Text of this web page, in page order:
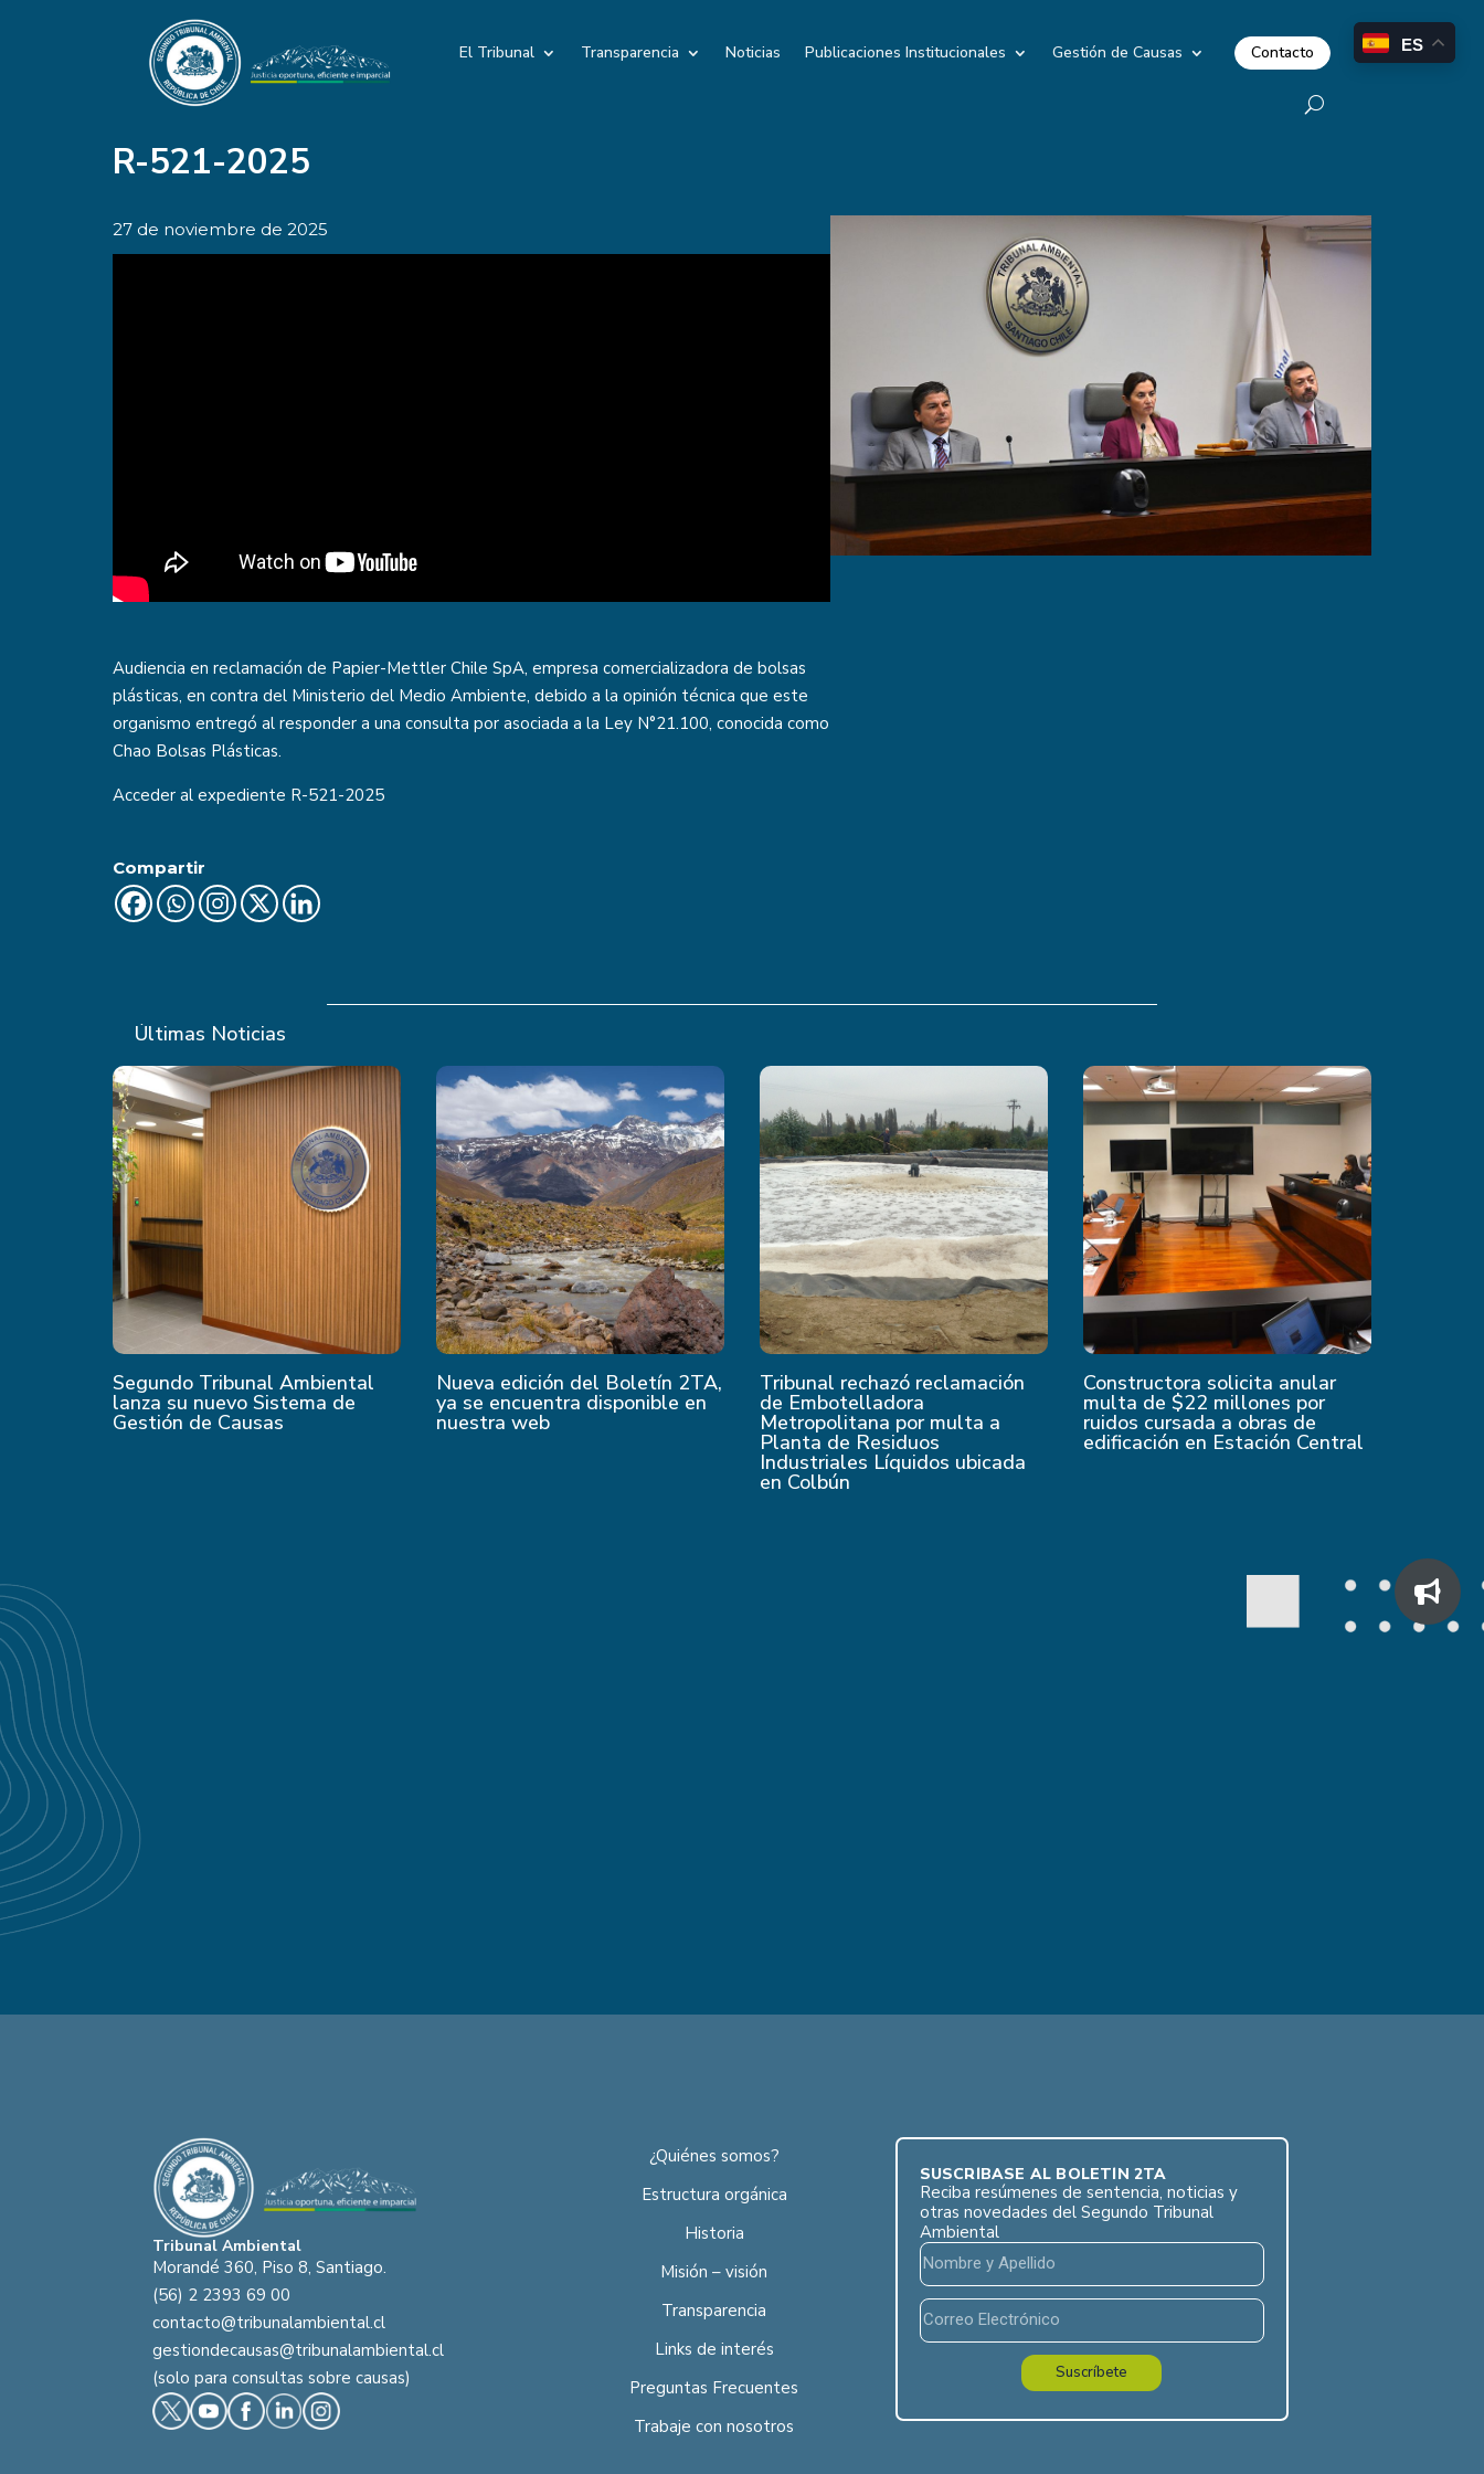
El Tribunal Transparencia Noticias Publicaciones Institucionales Gestión de Causas Contacto
R-521-2025
27 de noviembre de 2025
Audiencia en reclamación de Papier-Mettler Chile SpA, empresa comercializadora de bolsas
plásticas, en contra del Ministerio del Medio Ambiente, debido a la opinión técnica que este
organismo entregó al responder a una consulta por asociada a la Ley N°21.100, conocida como
Chao Bolsas Plásticas.
Acceder al expediente R-521-2025
Compartir
Últimas Noticias
Segundo Tribunal Ambiental
lanza su nuevo Sistema de
Gestión de Causas
Nueva edición del Boletín 2TA,
ya se encuentra disponible en
nuestra web
Tribunal rechazó reclamación
de Embotelladora
Metropolitana por multa a
Planta de Residuos
Industriales Líquidos ubicada
en Colbún
Constructora solicita anular
multa de $22 millones por
ruidos cursada a obras de
edificación en Estación Central
Tribunal Ambiental
Morandé 360, Piso 8, Santiago.
(56) 2 2393 69 00
contacto@tribunalambiental.cl
gestiondecausas@tribunalambiental.cl
(solo para consultas sobre causas)
¿Quiénes somos?
Estructura orgánica
Historia
Misión – visión
Transparencia
Links de interés
Preguntas Frecuentes
Trabaje con nosotros
SUSCRÍBASE AL BOLETÍN 2TA
Reciba resúmenes de sentencia, noticias y
otras novedades del Segundo Tribunal
Ambiental
Suscríbete
ES